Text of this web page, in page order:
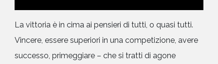
La vittoria è in cima ai pensieri di tutti, o quasi tutti.
Vincere, essere superiori in una competizione, avere
successo, primeggiare – che si tratti di agone